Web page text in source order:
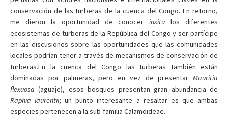
conservación de las turberas de la cuenca del Congo. En retorno,
me dieron la oportunidad de conocerinsitu los diferentes
ecosistemas de turberas de la República del Congo y ser partícipe
en las discusiones sobre las oportunidades que las comunidades
locales podrían tener a través de mecanismos de conservación de
turberas.En la cuenca del Congo las turberas también están
dominadas por palmeras, pero en vez de presentar Mauritia
flexuosa (aguaje), esos bosques presentan gran abundancia de
Raphia laurentii; un punto interesante a resaltar es que ambas
especies pertenecen a la sub-familia Calamoideae.